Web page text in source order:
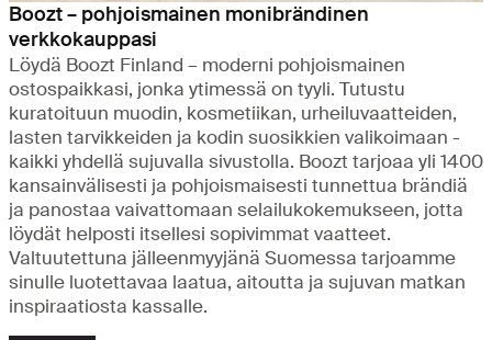
Boozt – pohjoismainen monibrändinen
verkkokauppasi
Löydä Boozt Finland – moderni pohjoismainen
ostospaikkasi, jonka ytimessä on tyyli. Tutustu
kuratoituun muodin, kosmetiikan, urheiluvaatteiden,
lasten tarvikkeiden ja kodin suosikkien valikoimaan -
kaikki yhdellä sujuvalla sivustolla. Boozt tarjoaa yli 1400
kansainvälisesti ja pohjoismaisesti tunnettua brändiä
ja panostaa vaivattomaan selailukokemukseen, jotta
löydät helposti itsellesi sopivimmat vaatteet.
Valtuutettuna jälleenmyyjänä Suomessa tarjoamme
sinulle luotettavaa laatua, aitoutta ja sujuvan matkan
inspiraatiosta kassalle.